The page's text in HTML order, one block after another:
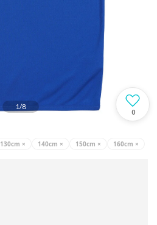
1/8
0
130cm × 140cm × 150cm × 160cm ×